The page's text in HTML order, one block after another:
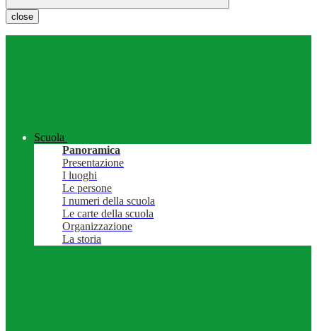
close
Scuola
Panoramica
Presentazione
I luoghi
Le persone
I numeri della scuola
Le carte della scuola
Organizzazione
La storia